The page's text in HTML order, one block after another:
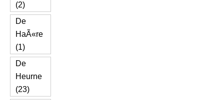
(2)
De
HaÃ«re
(1)
De
Heurne
(23)